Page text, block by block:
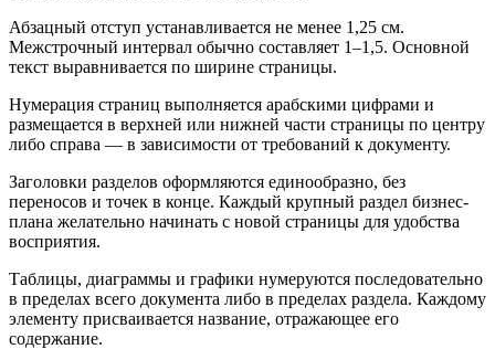
Абзацный отступ устанавливается не менее 1,25 см.
Межстрочный интервал обычно составляет 1–1,5. Основной
текст выравнивается по ширине страницы.
Нумерация страниц выполняется арабскими цифрами и
размещается в верхней или нижней части страницы по центру
либо справа — в зависимости от требований к документу.
Заголовки разделов оформляются единообразно, без
переносов и точек в конце. Каждый крупный раздел бизнес-
плана желательно начинать с новой страницы для удобства
восприятия.
Таблицы, диаграммы и графики нумеруются последовательно
в пределах всего документа либо в пределах раздела. Каждому
элементу присваивается название, отражающее его
содержание.